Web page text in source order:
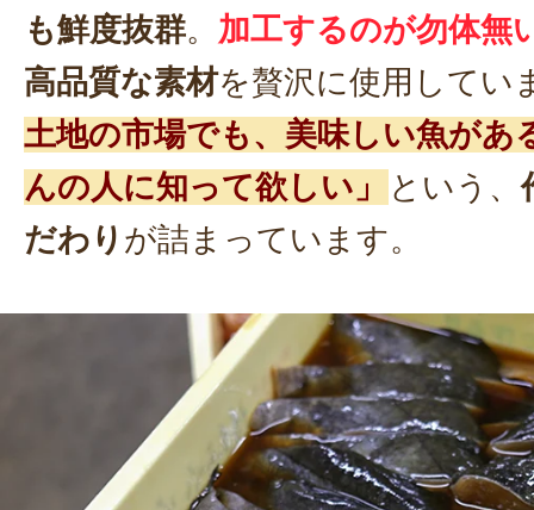
も鮮度抜群。 加工するのが勿体無
高品質な素材を贅沢に使用してい
土地の市場でも、美味しい魚があ
んの人に知って欲しい」
という、
だわり が詰まっています。